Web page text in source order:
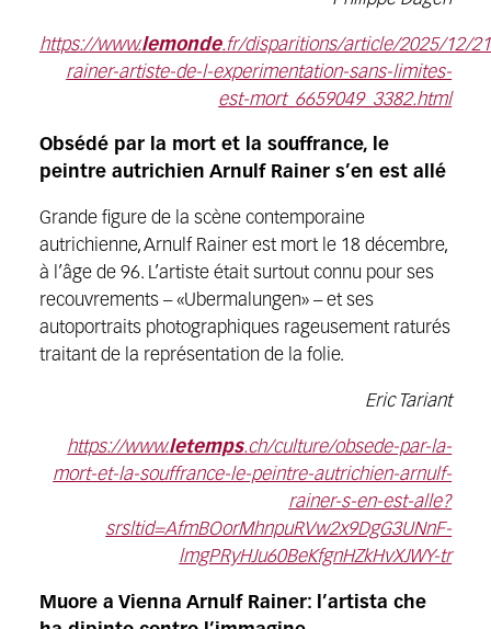
https://www.lemonde.fr/disparitions/article/2025/12/
rainer-artiste-de-l-experimentation-sans-limites-
est-mort_6659049_3382.html
Obsédé par la mort et la souffrance, le
peintre autrichien Arnulf Rainer s’en est allé
Grande figure de la scène contemporaine
autrichienne, Arnulf Rainer est mort le 18 décembre,
à l’âge de 96. L’artiste était surtout connu pour ses
recouvrements – «Ubermalungen» – et ses
autoportraits photographiques rageusement raturés
traitant de la représentation de la folie.
Eric Tariant
https://www.letemps.ch/culture/obsede-par-la-
mort-et-la-souffrance-le-peintre-autrichien-arnulf-
rainer-s-en-est-alle?
srsltid=AfmBOorMhnpuRVw2x9DgG3UNnF-
lmgPRyHJu60BeKfgnHZkHvXJWY-tr
Muore a Vienna Arnulf Rainer: l’artista che